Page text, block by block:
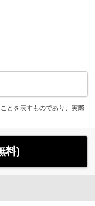
とを表すものであり、実際
料)